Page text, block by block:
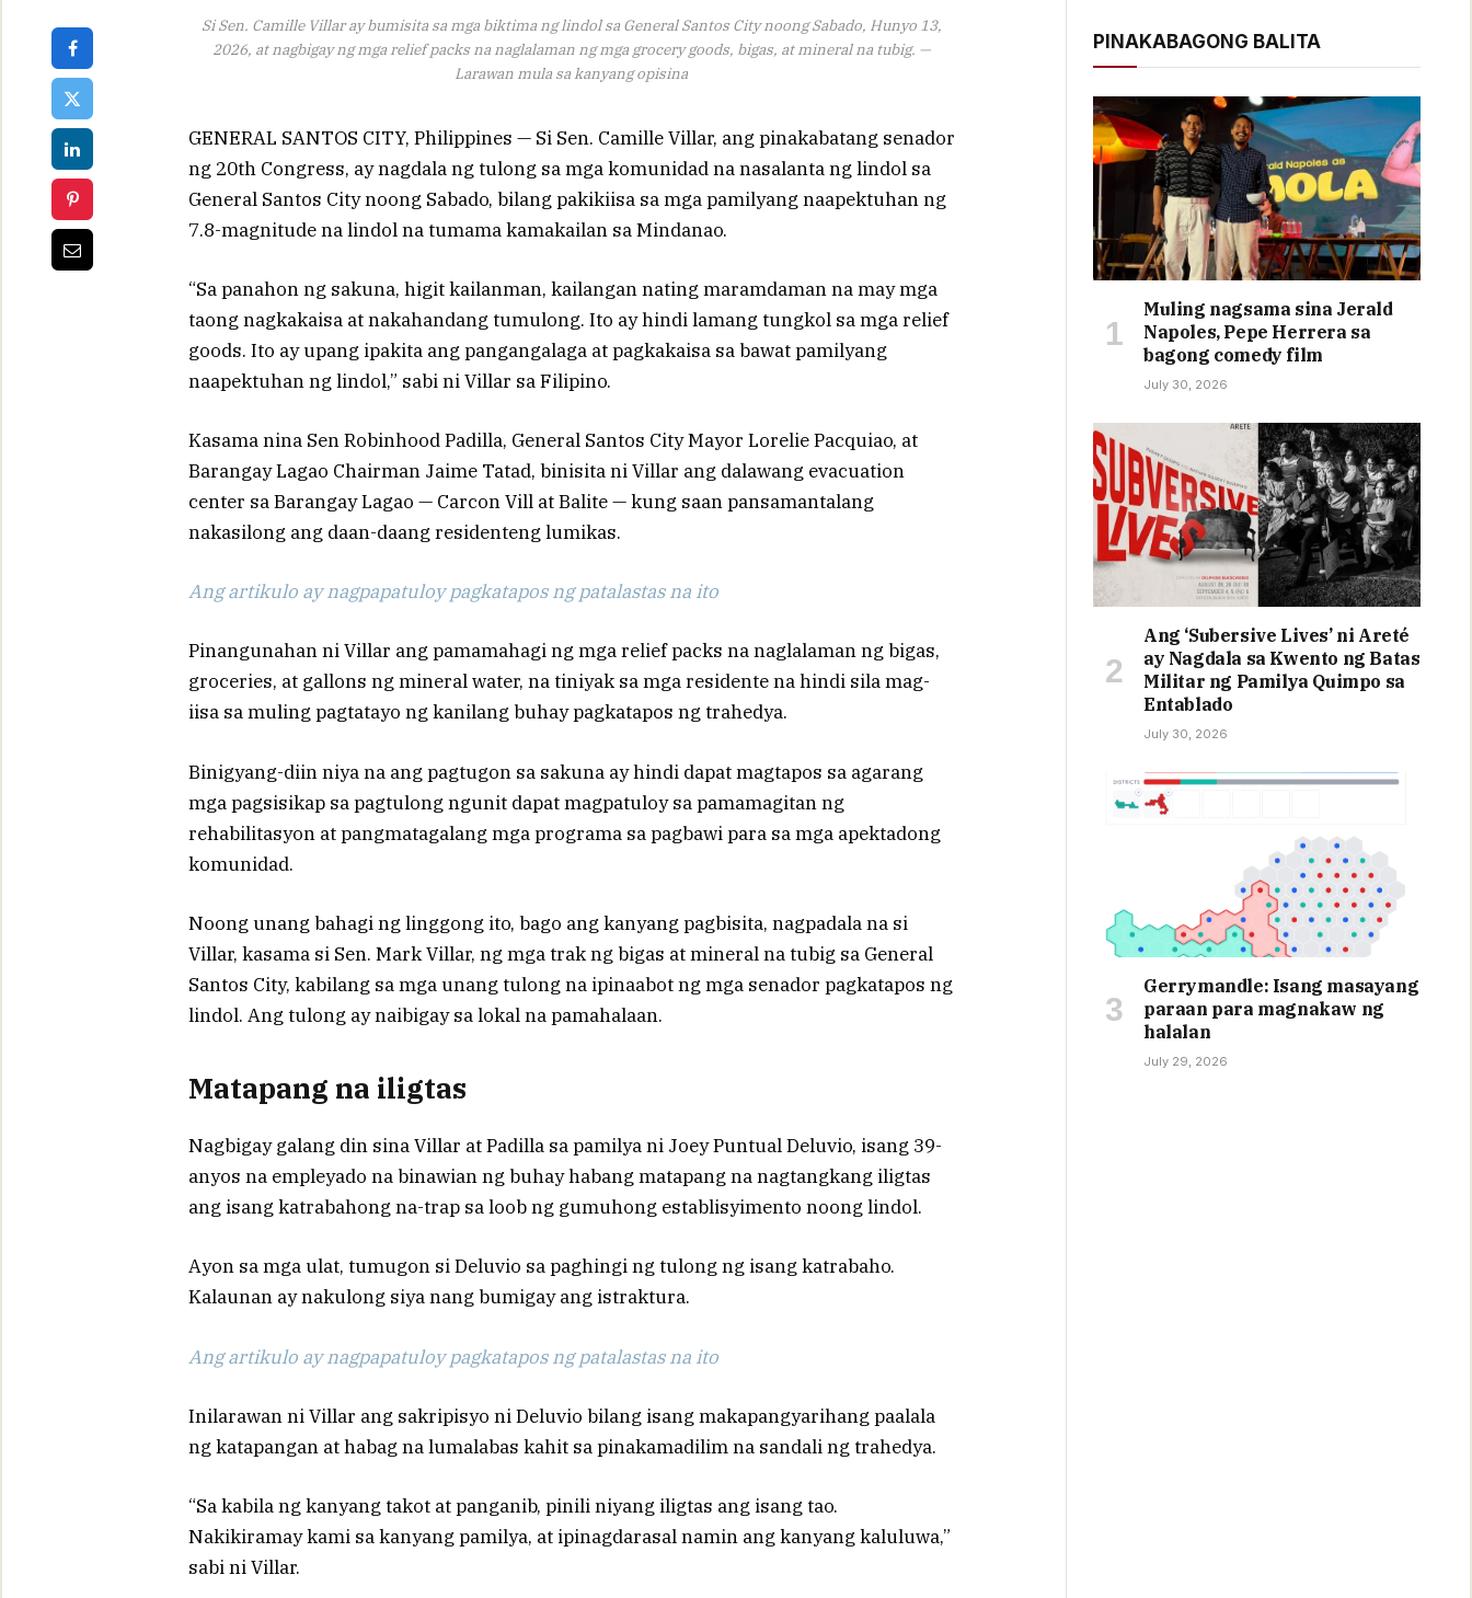
Si Sen. Camille Villar ay bumisita sa mga biktima ng lindol sa General Santos City noong Sabado, Hunyo 13,
2026, at nagbigay ng mga relief packs na naglalaman ng mga grocery goods, bigas, at mineral na tubig. —
Larawan mula sa kanyang opisina
GENERAL SANTOS CITY, Philippines — Si Sen. Camille Villar, ang pinakabatang senador
ng 20th Congress, ay nagdala ng tulong sa mga komunidad na nasalanta ng lindol sa
General Santos City noong Sabado, bilang pakikiisa sa mga pamilyang naapektuhan ng
7.8-magnitude na lindol na tumama kamakailan sa Mindanao.
“Sa panahon ng sakuna, higit kailanman, kailangan nating maramdaman na may mga
taong nagkakaisa at nakahandang tumulong. Ito ay hindi lamang tungkol sa mga relief
goods. Ito ay upang ipakita ang pangangalaga at pagkakaisa sa bawat pamilyang
naapektuhan ng lindol,” sabi ni Villar sa Filipino.
Kasama nina Sen Robinhood Padilla, General Santos City Mayor Lorelie Pacquiao, at
Barangay Lagao Chairman Jaime Tatad, binisita ni Villar ang dalawang evacuation
center sa Barangay Lagao — Carcon Vill at Balite — kung saan pansamantalang
nakasilong ang daan-daang residenteng lumikas.
Ang artikulo ay nagpapatuloy pagkatapos ng patalastas na ito
Pinangunahan ni Villar ang pamamahagi ng mga relief packs na naglalaman ng bigas,
groceries, at gallons ng mineral water, na tiniyak sa mga residente na hindi sila mag-
iisa sa muling pagtatayo ng kanilang buhay pagkatapos ng trahedya.
Binigyang-diin niya na ang pagtugon sa sakuna ay hindi dapat magtapos sa agarang
mga pagsisikap sa pagtulong ngunit dapat magpatuloy sa pamamagitan ng
rehabilitasyon at pangmatagalang mga programa sa pagbawi para sa mga apektadong
komunidad.
Noong unang bahagi ng linggong ito, bago ang kanyang pagbisita, nagpadala na si
Villar, kasama si Sen. Mark Villar, ng mga trak ng bigas at mineral na tubig sa General
Santos City, kabilang sa mga unang tulong na ipinaabot ng mga senador pagkatapos ng
lindol. Ang tulong ay naibigay sa lokal na pamahalaan.
Matapang na iligtas
Nagbigay galang din sina Villar at Padilla sa pamilya ni Joey Puntual Deluvio, isang 39-
anyos na empleyado na binawian ng buhay habang matapang na nagtangkang iligtas
ang isang katrabahong na-trap sa loob ng gumuhong establisyimento noong lindol.
Ayon sa mga ulat, tumugon si Deluvio sa paghingi ng tulong ng isang katrabaho.
Kalaunan ay nakulong siya nang bumigay ang istraktura.
Ang artikulo ay nagpapatuloy pagkatapos ng patalastas na ito
Inilarawan ni Villar ang sakripisyo ni Deluvio bilang isang makapangyarihang paalala
ng katapangan at habag na lumalabas kahit sa pinakamadilim na sandali ng trahedya.
“Sa kabila ng kanyang takot at panganib, pinili niyang iligtas ang isang tao.
Nakikiramay kami sa kanyang pamilya, at ipinagdarasal namin ang kanyang kaluluwa,”
sabi ni Villar.
PINAKABAGONG BALITA
Muling nagsama sina Jerald
Napoles, Pepe Herrera sa
bagong comedy film
July 30, 2026
Ang ‘Subersive Lives’ ni Areté
ay Nagdala sa Kwento ng Batas
Militar ng Pamilya Quimpo sa
Entablado
July 30, 2026
Gerrymandle: Isang masayang
paraan para magnakaw ng
halalan
July 29, 2026